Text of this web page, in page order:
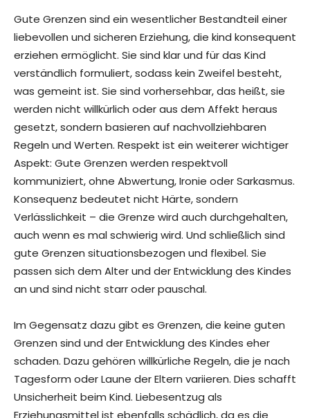
Gute Grenzen sind ein wesentlicher Bestandteil einer
liebevollen und sicheren Erziehung, die kind konsequent
erziehen ermöglicht. Sie sind klar und für das Kind
verständlich formuliert, sodass kein Zweifel besteht,
was gemeint ist. Sie sind vorhersehbar, das heißt, sie
werden nicht willkürlich oder aus dem Affekt heraus
gesetzt, sondern basieren auf nachvollziehbaren
Regeln und Werten. Respekt ist ein weiterer wichtiger
Aspekt: Gute Grenzen werden respektvoll
kommuniziert, ohne Abwertung, Ironie oder Sarkasmus.
Konsequenz bedeutet nicht Härte, sondern
Verlässlichkeit – die Grenze wird auch durchgehalten,
auch wenn es mal schwierig wird. Und schließlich sind
gute Grenzen situationsbezogen und flexibel. Sie
passen sich dem Alter und der Entwicklung des Kindes
an und sind nicht starr oder pauschal.
Im Gegensatz dazu gibt es Grenzen, die keine guten
Grenzen sind und der Entwicklung des Kindes eher
schaden. Dazu gehören willkürliche Regeln, die je nach
Tagesform oder Laune der Eltern variieren. Dies schafft
Unsicherheit beim Kind. Liebesentzug als
Erziehungsmittel ist ebenfalls schädlich, da es die